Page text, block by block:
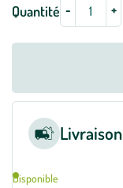
Quantité - +
Livraison
Disponible